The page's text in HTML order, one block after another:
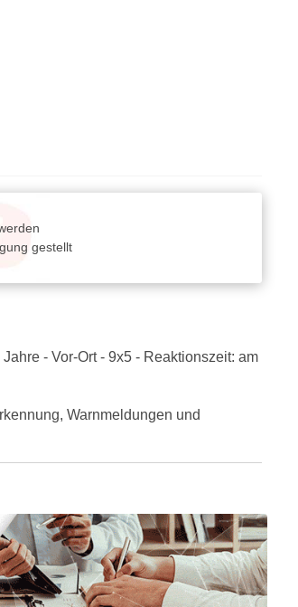
gestellt
- Vor-Ort - 9x5 - Reaktionszeit: am
Warnmeldungen und